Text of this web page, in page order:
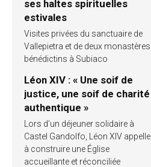
ses haltes spirituelles
estivales
Visites privées du sanctuaire de
Vallepietra et de deux monastères
bénédictins à Subiaco
Léon XIV : « Une soif de
justice, une soif de charité
authentique »
Lors d’un déjeuner solidaire à
Castel Gandolfo, Léon XIV appelle
à construire une Église
accueillante et réconciliée